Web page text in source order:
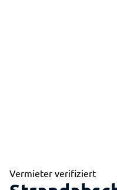
Vermieter verifiziert